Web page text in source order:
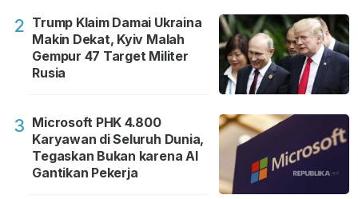
2 Trump Klaim Damai Ukraina
Makin Dekat, Kyiv Malah
Gempur 47 Target Militer
Rusia
3 Microsoft PHK 4.800
Karyawan di Seluruh Dunia,
Tegaskan Bukan karena AI
Gantikan Pekerja